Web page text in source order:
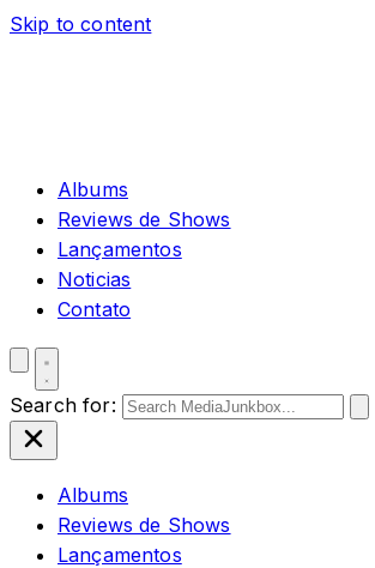
Skip to content
Albums
Reviews de Shows
Lançamentos
Noticias
Contato
Search for:
Albums
Reviews de Shows
Lançamentos